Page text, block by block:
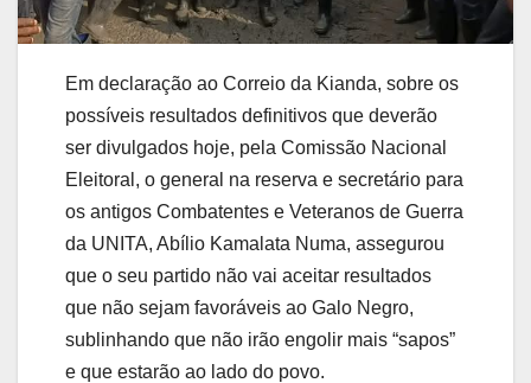
Em declaração ao Correio da Kianda, sobre os
possíveis resultados definitivos que deverão
ser divulgados hoje, pela Comissão Nacional
Eleitoral, o general na reserva e secretário para
os antigos Combatentes e Veteranos de Guerra
da UNITA, Abílio Kamalata Numa, assegurou
que o seu partido não vai aceitar resultados
que não sejam favoráveis ao Galo Negro,
sublinhando que não irão engolir mais “sapos”
e que estarão ao lado do povo.